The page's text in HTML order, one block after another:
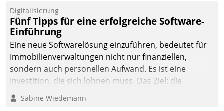
Digitalisierung
Fünf Tipps für eine erfolgreiche Software-
Einführung
Eine neue Softwarelösung einzuführen, bedeutet für
Immobilienverwaltungen nicht nur finanziellen,
sondern auch personellen Aufwand. Es ist eine
Investition, die sich lohnen muss. Das Ziel: die
nachhaltige Optimierung der Geschäftsabläufe. Damit
dieses Ziel erreicht wird, sollten einige Grundregeln
Sabine Wiedemann